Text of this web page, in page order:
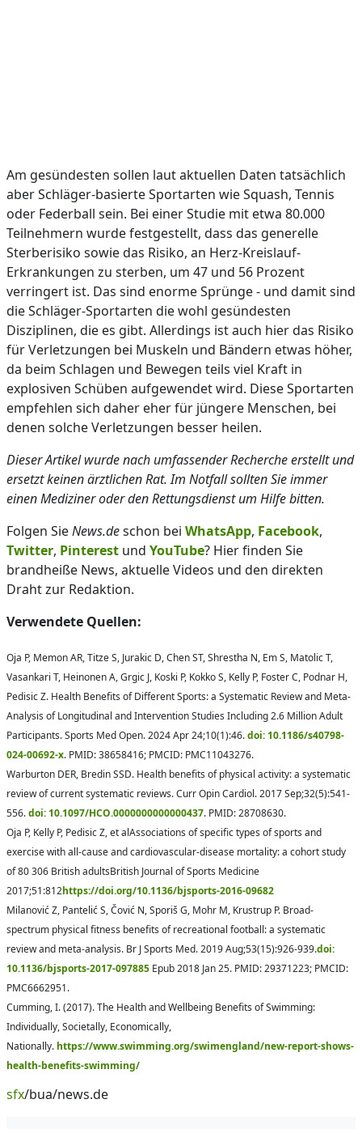
Am gesündesten sollen laut aktuellen Daten tatsächlich
aber Schläger-basierte Sportarten wie Squash, Tennis
oder Federball sein. Bei einer Studie mit etwa 80.000
Teilnehmern wurde festgestellt, dass das generelle
Sterberisiko sowie das Risiko, an Herz-Kreislauf-
Erkrankungen zu sterben, um 47 und 56 Prozent
verringert ist. Das sind enorme Sprünge - und damit sind
die Schläger-Sportarten die wohl gesündesten
Disziplinen, die es gibt. Allerdings ist auch hier das Risiko
für Verletzungen bei Muskeln und Bändern etwas höher,
da beim Schlagen und Bewegen teils viel Kraft in
explosiven Schüben aufgewendet wird. Diese Sportarten
empfehlen sich daher eher für jüngere Menschen, bei
denen solche Verletzungen besser heilen.
Dieser Artikel wurde nach umfassender Recherche erstellt und
ersetzt keinen ärztlichen Rat. Im Notfall sollten Sie immer
einen Mediziner oder den Rettungsdienst um Hilfe bitten.
Folgen SieNews.deschon bei WhatsApp, Facebook,
Twitter, Pinterest und YouTube? Hier finden Sie
brandheiße News, aktuelle Videos und den direkten
Draht zur Redaktion.
Verwendete Quellen:
Oja P, Memon AR, Titze S, Jurakic D, Chen ST, Shrestha N, Em S, Matolic T,
Vasankari T, Heinonen A, Grgic J, Koski P, Kokko S, Kelly P, Foster C, Podnar H,
Pedisic Z. Health Benefits of Different Sports: a Systematic Review and Meta-
Analysis of Longitudinal and Intervention Studies Including 2.6 Million Adult
Participants. Sports Med Open. 2024 Apr 24;10(1):46.doi: 10.1186/s40798-
024-00692-x. PMID: 38658416; PMCID: PMC11043276.
Warburton DER, Bredin SSD. Health benefits of physical activity: a systematic
review of current systematic reviews. Curr Opin Cardiol. 2017 Sep;32(5):541-
556.doi: 10.1097/HCO.0000000000000437. PMID: 28708630.
Oja P, Kelly P, Pedisic Z, et alAssociations of specific types of sports and
exercise with all-cause and cardiovascular-disease mortality: a cohort study
of 80 306 British adultsBritish Journal of Sports Medicine
2017;51:812https://doi.org/10.1136/bjsports-2016-09682
Milanović Z, Pantelić S, Čović N, Sporiš G, Mohr M, Krustrup P. Broad-
spectrum physical fitness benefits of recreational football: a systematic
review and meta-analysis. Br J Sports Med. 2019 Aug;53(15):926-939.doi:
10.1136/bjsports-2017-097885 Epub 2018 Jan 25. PMID: 29371223; PMCID:
PMC6662951.
Cumming, I. (2017). The Health and Wellbeing Benefits of Swimming:
Individually, Societally, Economically,
Nationally. https://www.swimming.org/swimengland/new-report-shows-
health-benefits-swimming/
sfx/bua/news.de